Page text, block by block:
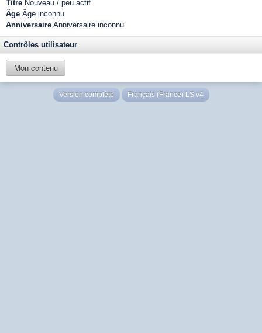
Titre Nouveau / peu actif
Âge Âge inconnu
Anniversaire Anniversaire inconnu
Contrôles utilisateur
Mon contenu
Version complète Français (France) LS v4